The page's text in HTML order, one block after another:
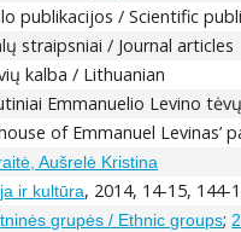
publikacijos / Scientific
straipsniai / Journal articles
kalba / Lithuanian
Emmanuelio Levino
of Emmanuel Levinas’
Aušrelė Kristina
ir kultūra, 2014, 14-15, 144-
grupės / Ethnic groups;